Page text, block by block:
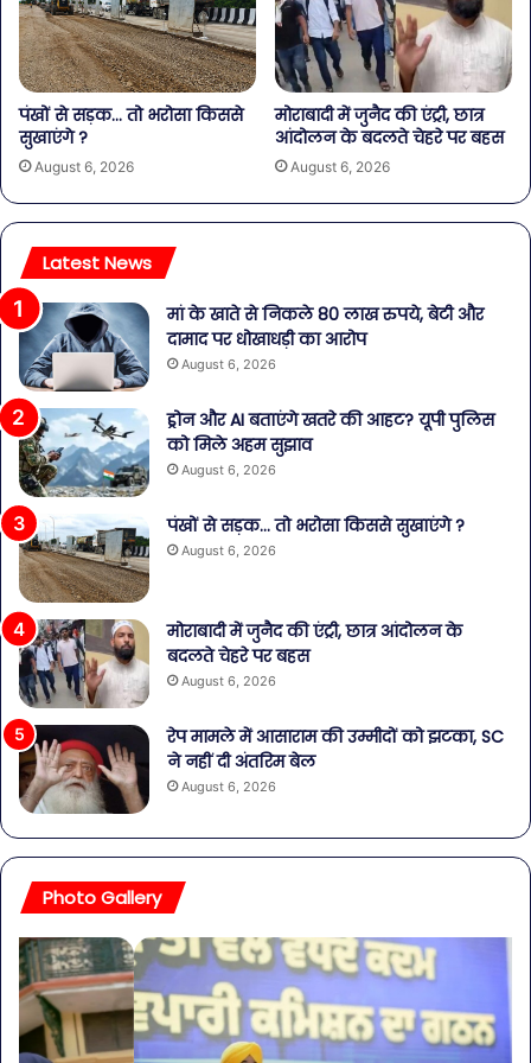
पंखों से सड़क… तो भरोसा किससे
सुखाएंगे ?
August 6, 2026
मोराबादी में जुनैद की एंट्री, छात्र
आंदोलन के बदलते चेहरे पर बहस
August 6, 2026
Latest News
मां के खाते से निकले 80 लाख रुपये, बेटी और
दामाद पर धोखाधड़ी का आरोप
August 6, 2026
ड्रोन और AI बताएंगे खतरे की आहट? यूपी पुलिस
को मिले अहम सुझाव
August 6, 2026
पंखों से सड़क… तो भरोसा किससे सुखाएंगे ?
August 6, 2026
मोराबादी में जुनैद की एंट्री, छात्र आंदोलन के
बदलते चेहरे पर बहस
August 6, 2026
रेप मामले में आसाराम की उम्मीदों को झटका, SC
ने नहीं दी अंतरिम बेल
August 6, 2026
Photo Gallery
व्यापारियों
को
राहत
की
पहल: